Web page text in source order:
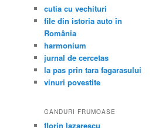
cutia cu vechituri
file din istoria auto în
România
harmonium
jurnal de cercetas
la pas prin tara fagarasului
vinuri povestite
GANDURI FRUMOASE
florin lazarescu